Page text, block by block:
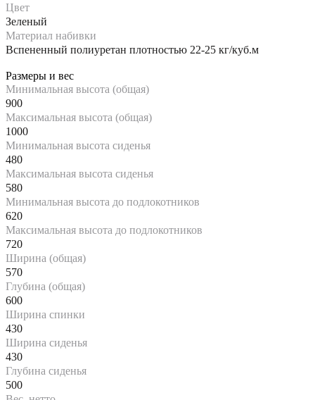
Цвет
Зеленый
Материал набивки
Вспененный полиуретан плотностью 22-25 кг/куб.м
Размеры и вес
Минимальная высота (общая)
900
Максимальная высота (общая)
1000
Минимальная высота сиденья
480
Максимальная высота сиденья
580
Минимальная высота до подлокотников
620
Максимальная высота до подлокотников
720
Ширина (общая)
570
Глубина (общая)
600
Ширина спинки
430
Ширина сиденья
430
Глубина сиденья
500